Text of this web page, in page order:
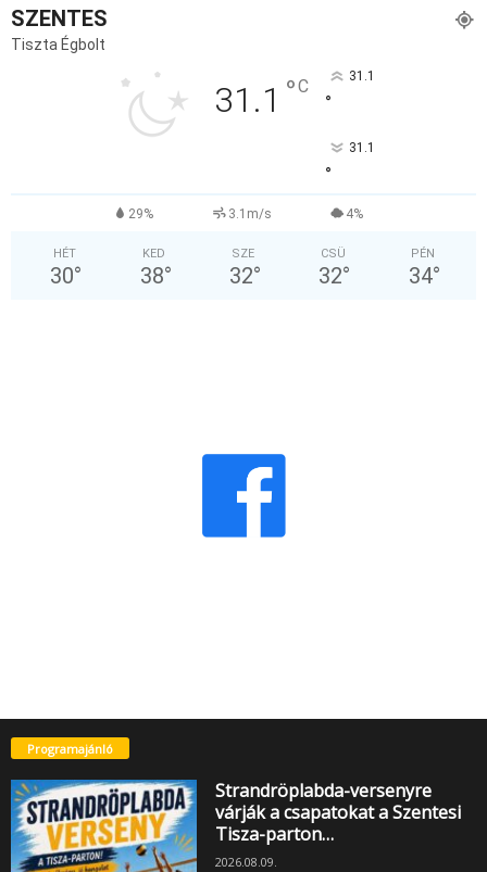
SZENTES
Tiszta Égbolt
31.1 °C 31.1
°
31.1
°
29% 3.1m/s 4%
HÉT
30°
KED
38°
SZE
32°
CSÜ
32°
PÉN
34°
Programajánló
Strandröplabda-versenyre
várják a csapatokat a Szentesi
Tisza-parton…
2026.08.09.